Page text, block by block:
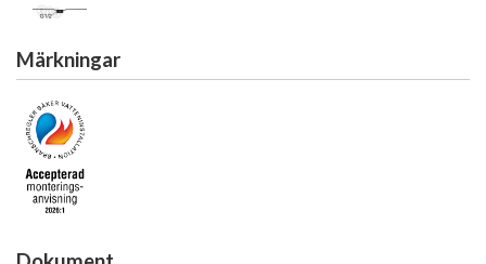
• Eco-stopp
•
•Återströmningsskydd enligt EU-standard SS-EN 1717,
uppfyller även kraven med dubbla backventiler gällande
återströmning enligt Säker Vatten § 5.3
Märkningar